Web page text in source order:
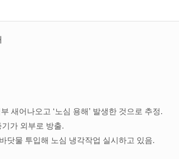
새어나오고 ‘노심 용해’ 발생한 것으로 추정.
가 외부로 방출.
닷물 투입해 노심 냉각작업 실시하고 있음.